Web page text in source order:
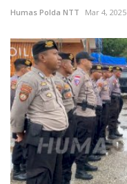
Humas Polda NTT Mar 4, 2025